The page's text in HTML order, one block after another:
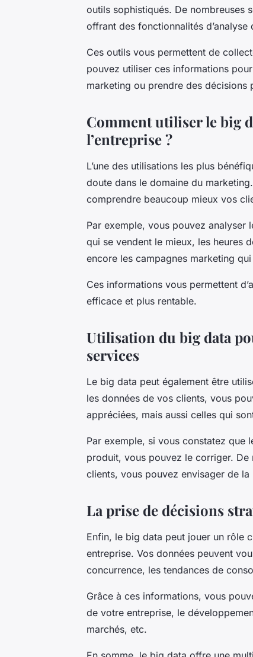
outils sophistiqués. De nombreuses
offrant des fonctionnalités
Ces outils vous permettent de
pouvez utiliser ces informations
marketing ou prendre des décisions
Comment utiliser le big
l’entreprise ?
L’une des utilisations les plus
doute dans le domaine du
comprendre beaucoup mieux vos
Par exemple, vous pouvez
qui se vendent le mieux, les heures
encore les campagnes marketing
Ces informations vous permettent
efficace et plus rentable.
Utilisation du big data
services
Le big data peut également être
les données de vos clients, vous
appréciées, mais aussi celles qui
Par exemple, si vous constatez que
produit, vous pouvez le corriger.
clients, vous pouvez envisager de
La prise de décisions
Enfin, le big data peut jouer un rôle
entreprise. Vos données peuvent
concurrence, les tendances de
Grâce à ces informations, vous
de votre entreprise, le
marchés, etc.